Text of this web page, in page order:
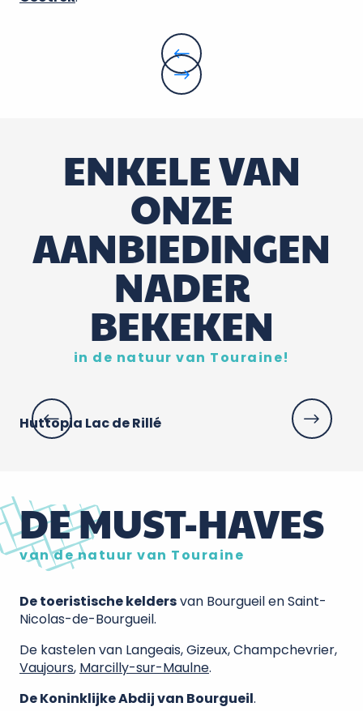
ENKELE VAN
ONZE
AANBIEDINGEN
NADER
BEKEKEN
in de natuur van Touraine!
Huttopia Lac de Rillé
DE MUST-HAVES
van de natuur van Touraine
De toeristische keldersvan Bourgueil en Saint-
Nicolas-de-Bourgueil.
De kastelen van Langeais, Gizeux, Champchevrier,
Vaujours, Marcilly-sur-Maulne.
De Koninklijke Abdij van Bourgueil.